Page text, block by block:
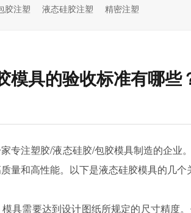
胶注塑 液态硅胶注塑 精密注塑
模具的验收标准有哪些
专注塑胶/液态硅胶/包胶模具制造的企业
量和高性能。以下是液态硅胶模具的几个
具需要达到设计图纸所规定的尺寸精度